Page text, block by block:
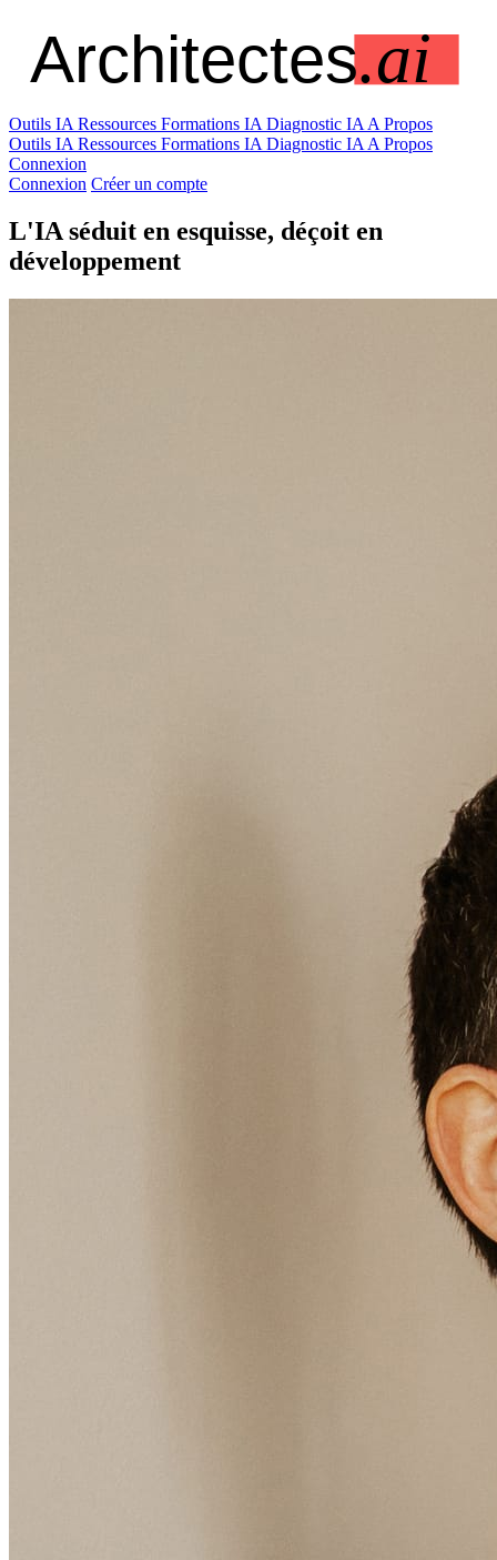
Outils IA Ressources Formations IA Diagnostic IA A Propos
Outils IA Ressources Formations IA Diagnostic IA A Propos
Connexion
Connexion Créer un compte
L'IA séduit en esquisse, déçoit en
développement